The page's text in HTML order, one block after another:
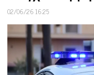
02/06/26 16:25